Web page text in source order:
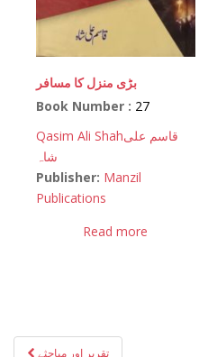
بڑی منزل کا مسافر
Book Number : 27
Qasim Ali Shahقاسم علی
شاہ
Publisher: Manzil
Publications
Read more
Postتقریر اور مباحثے